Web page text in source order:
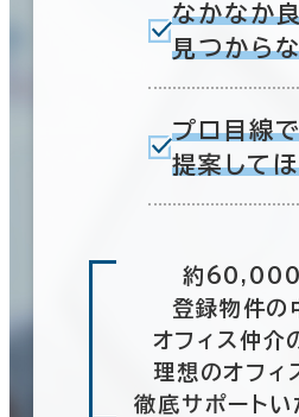
なかなか
見つから
プロ目線
提案して
約60,000
登録物件の
オフィス仲介
理想のオフィ
徹底サポートい